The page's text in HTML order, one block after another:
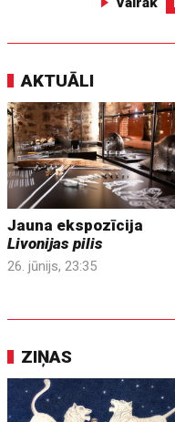
AKTUĀLI
Jauna ekspozīcija
Livonijas pilis
26. jūnijs, 23:35
ZIŅAS